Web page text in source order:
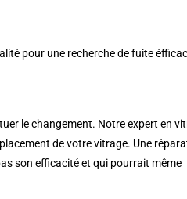
pour une recherche de fuite
le changement. Notre expert en
de votre vitrage. Une
son efficacité et qui pourrait même